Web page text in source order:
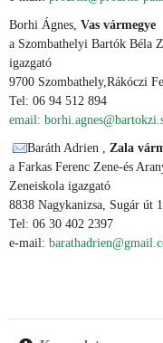
Borhi Ágnes, Vas vármegye
a Szombathelyi Bartók Béla
igazgató
9700 Szombathely,Rákóczi
Tel: 06 94 512 894
email:
Baráth Adrien , Zala
a Farkas Ferenc Zene-és
Zeneiskola igazgató
8838 Nagykanizsa, Sugár út
Tel: 06 30 402 2397
e-mail: